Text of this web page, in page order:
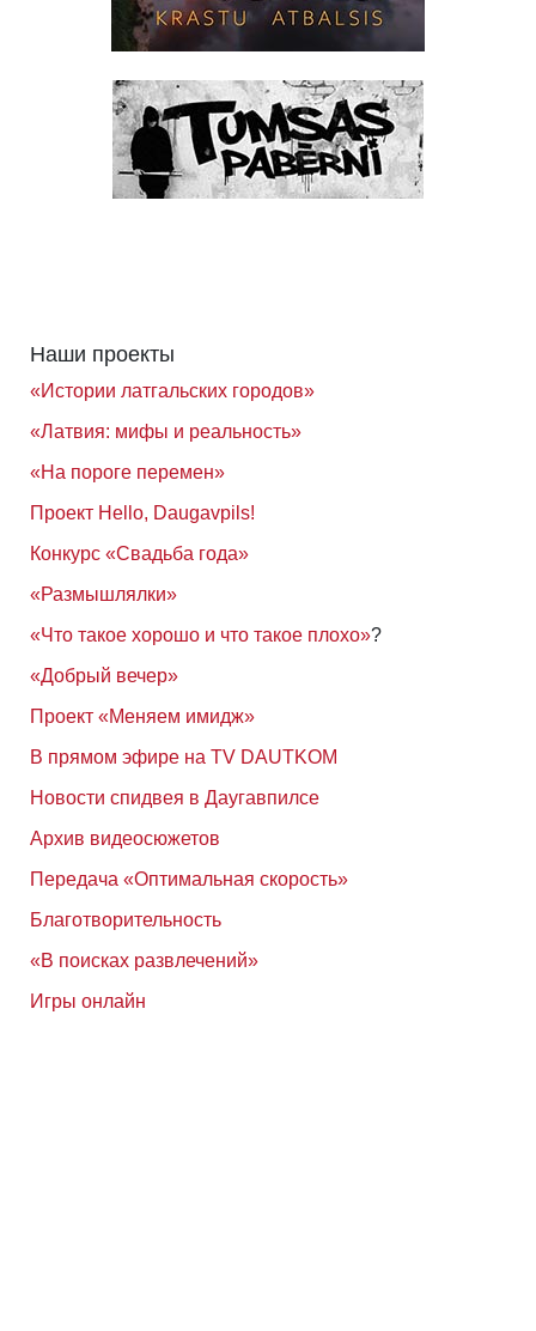
Наши проекты
«Истории латгальских городов»
«Латвия: мифы и реальность»
«На пороге перемен»
Проект Hello, Daugavpils!
Конкурс «Свадьба года»
«Размышлялки»
«Что такое хорошо и что такое плохо»?
«Добрый вечер»
Проект «Меняем имидж»
В прямом эфире на TV DAUTKOM
Новости спидвея в Даугавпилсе
Архив видеосюжетов
Передача «Оптимальная скорость»
Благотворительность
«В поисках развлечений»
Игры онлайн